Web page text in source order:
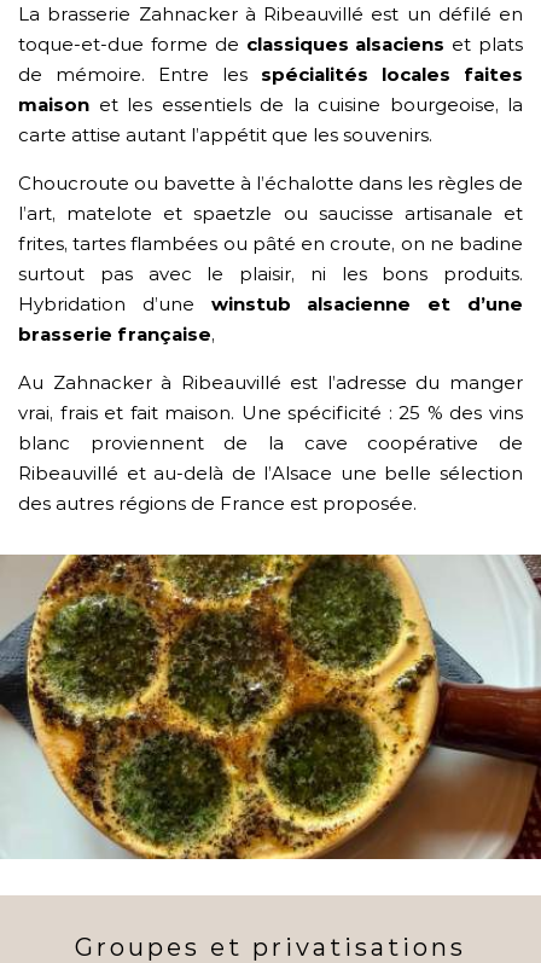
La brasserie Zahnacker à Ribeauvillé est un défilé en
toque-et-due forme de classiques alsaciens et plats
de mémoire. Entre les spécialités locales faites
maison et les essentiels de la cuisine bourgeoise, la
carte attise autant l’appétit que les souvenirs.
Choucroute ou bavette à l’échalotte dans les règles de
l’art, matelote et spaetzle ou saucisse artisanale et
frites, tartes flambées ou pâté en croute, on ne badine
surtout pas avec le plaisir, ni les bons produits.
Hybridation d’une winstub alsacienne et d’une
brasserie française,
Au Zahnacker à Ribeauvillé est l’adresse du manger
vrai, frais et fait maison. Une spécificité : 25 % des vins
blanc proviennent de la cave coopérative de
Ribeauvillé et au-delà de l’Alsace une belle sélection
des autres régions de France est proposée.
Groupes et privatisations